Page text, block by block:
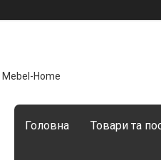
Mebel-Home
Головна Товари та